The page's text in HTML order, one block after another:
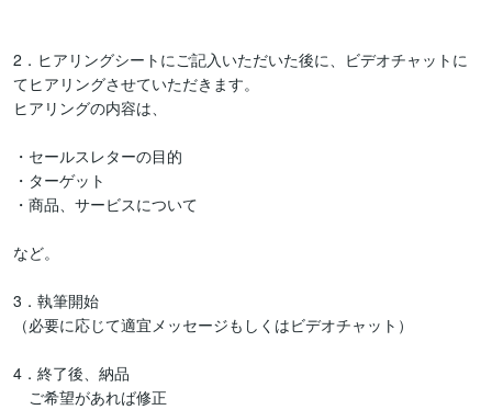
2．ヒアリングシートにご記入いただいた後に、ビデオチャットに
てヒアリングさせていただきます。
ヒアリングの内容は、
・セールスレターの目的
・ターゲット
・商品、サービスについて
など。
3．執筆開始
（必要に応じて適宜メッセージもしくはビデオチャット）
4．終了後、納品
ご希望があれば修正